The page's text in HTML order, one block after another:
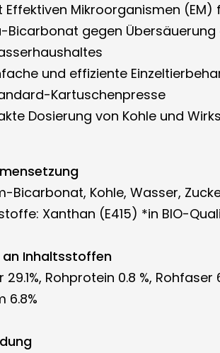
Effektiven Mikroorganismen
Bicarbonat gegen
und effiziente
Kartuschenpresse
Dosierung von Kohle und
Bicarbonat, Kohle, Wasser,
Xanthan (E415) *in BIO-
Inhaltsstoffen
29.1%, Rohprotein 0.8 %, Rohfaser
6.8%